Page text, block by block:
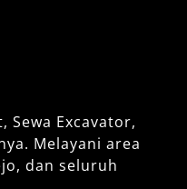
Sewa Excavator,
Melayani area
dan seluruh